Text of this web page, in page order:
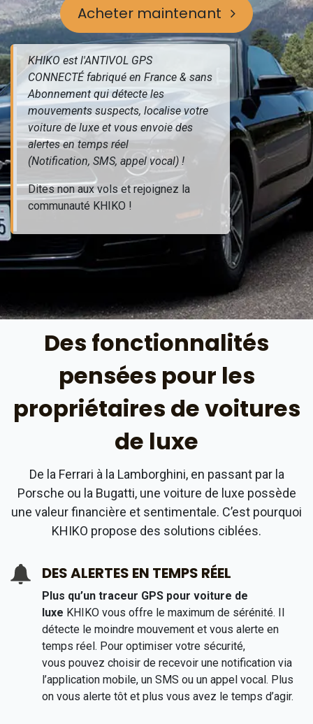
Acheter maintenant
KHIKO est l'ANTIVOL GPS
CONNECTÉ fabriqué en France & sans
Abonnement qui détecte les
mouvements suspects, localise votre
voiture de luxe et vous envoie des
alertes en temps réel
(Notification, SMS, appel vocal) !
Dites non aux vols et rejoignez la
communauté KHIKO !
Des fonctionnalités
pensées pour les
propriétaires de voitures
de luxe
De la Ferrari à la Lamborghini, en passant par la
Porsche ou la Bugatti, une voiture de luxe possède
une valeur financière et sentimentale. C’est pourquoi
KHIKO propose des solutions ciblées.
DES ALERTES EN TEMPS RÉEL
Plus qu’un traceur GPS pour voiture de
luxe KHIKO vous offre le maximum de sérénité. Il
détecte le moindre mouvement et vous alerte en
temps réel. Pour optimiser votre sécurité,
vous pouvez choisir de recevoir une notification via
l’application mobile, un SMS ou un appel vocal. Plus
on vous alerte tôt et plus vous avez le temps d’agir.